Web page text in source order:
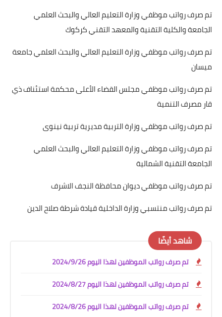
تم صرف رواتب موظفي وزارة التعليم العالي والبحث العلمي
الجامعة والكلية التقنية والمعهد التقني كركوك
تم صرف رواتب موظفي وزارة التعليم العالي والبحث العلمي جامعة
ميسان
تم صرف رواتب موظفي مجلس القضاء الأعلى محكمة استئناف ذي
قار مصرف التنمية
تم صرف رواتب موظفي وزارة التربية مديرية تربية نينوى
تم صرف رواتب موظفي وزارة التعليم العالي والبحث العلمي
الجامعة التقنية الشمالية
تم صرف رواتب موظفي ديوان محافظة النجف الاشرف
تم صرف رواتب منتسبي وزارة الداخلية قيادة شرطة صلاح الدين
شاهد أيضًا
تم صرف رواتب الموظفين لهذا اليوم 2024/9/26
تم صرف رواتب الموظفين لهذا اليوم 2024/8/27
تم صرف رواتب الموظفين لهذا اليوم 2024/8/26